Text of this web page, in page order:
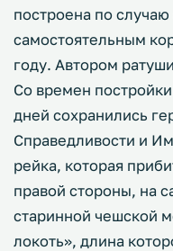
построена по
самостоятельным
году. Автором
Со времен
дней сохранились
Справедливости и
рейка, которая
правой стороны, на
старинной чешской
локоть», длина